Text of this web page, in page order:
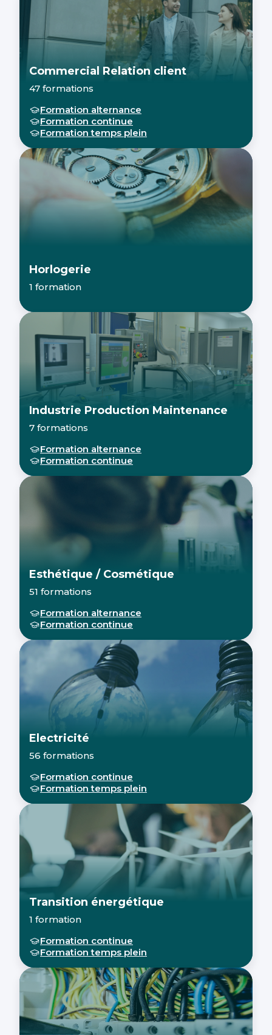
Commercial Relation client
47 formations
Formation alternance
Formation continue
Formation temps plein
Horlogerie
1 formation
Industrie Production Maintenance
7 formations
Formation alternance
Formation continue
Esthétique / Cosmétique
51 formations
Formation alternance
Formation continue
Electricité
56 formations
Formation continue
Formation temps plein
Transition énergétique
1 formation
Formation continue
Formation temps plein